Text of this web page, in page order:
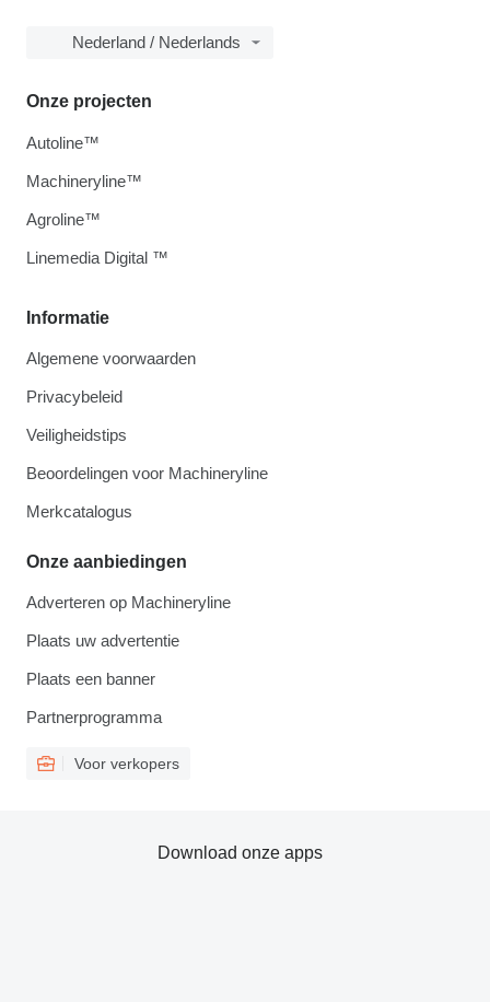
Nederland / Nederlands
Informatie
Algemene voorwaarden
Privacybeleid
Veiligheidstips
Beoordelingen voor Machineryline
Merkcatalogus
Onze aanbiedingen
Adverteren op Machineryline
Plaats uw advertentie
Plaats een banner
Partnerprogramma
Voor verkopers
Onze projecten
Autoline™
Machineryline™
Agroline™
Linemedia Digital ™
Download onze apps